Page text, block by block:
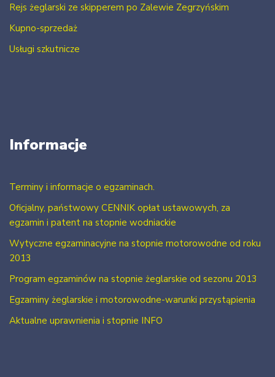
Rejs żeglarski ze skipperem po Zalewie Zegrzyńskim
Kupno-sprzedaż
Usługi szkutnicze
Informacje
Terminy i informacje o egzaminach.
Oficjalny, państwowy CENNIK opłat ustawowych, za
egzamin i patent na stopnie wodniackie
Wytyczne egzaminacyjne na stopnie motorowodne od roku
2013
Program egzaminów na stopnie żeglarskie od sezonu 2013
Egzaminy żeglarskie i motorowodne-warunki przystąpienia
Aktualne uprawnienia i stopnie INFO